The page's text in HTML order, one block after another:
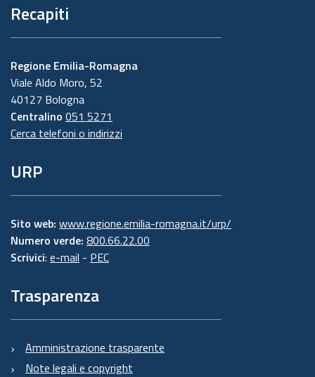
Recapiti
Regione Emilia-Romagna
Viale Aldo Moro, 52
40127 Bologna
Centralino 051 5271
Cerca telefoni o indirizzi
URP
Sito web: www.regione.emilia-romagna.it/urp/
Numero verde: 800.66.22.00
Scrivici: e-mail - PEC
Trasparenza
Amministrazione trasparente
Note legali e copyright